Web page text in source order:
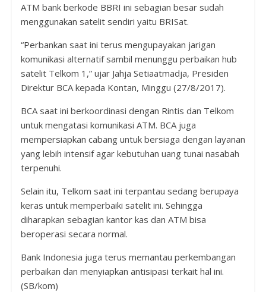
ATM bank berkode BBRI ini sebagian besar sudah
menggunakan satelit sendiri yaitu BRISat.
“Perbankan saat ini terus mengupayakan jarigan
komunikasi alternatif sambil menunggu perbaikan hub
satelit Telkom 1,” ujar Jahja Setiaatmadja, Presiden
Direktur BCA kepada Kontan, Minggu (27/8/2017).
BCA saat ini berkoordinasi dengan Rintis dan Telkom
untuk mengatasi komunikasi ATM. BCA juga
mempersiapkan cabang untuk bersiaga dengan layanan
yang lebih intensif agar kebutuhan uang tunai nasabah
terpenuhi.
Selain itu, Telkom saat ini terpantau sedang berupaya
keras untuk memperbaiki satelit ini. Sehingga
diharapkan sebagian kantor kas dan ATM bisa
beroperasi secara normal.
Bank Indonesia juga terus memantau perkembangan
perbaikan dan menyiapkan antisipasi terkait hal ini.
(SB/kom)